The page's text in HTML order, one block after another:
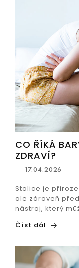
CO ŘÍKÁ
ZDRAVÍ?
17.04.2026
Stolice je
ale zároveň
nástroj, který
Číst dál